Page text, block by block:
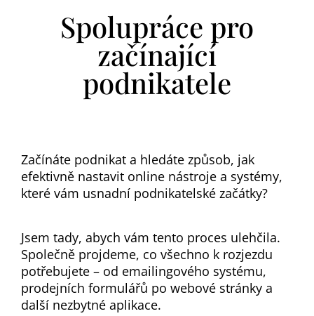
Spolupráce pro
začínající
podnikatele
Začínáte podnikat a hledáte způsob, jak
efektivně nastavit online nástroje a systémy,
které vám usnadní podnikatelské začátky?
Jsem tady, abych vám tento proces ulehčila.
Společně projdeme, co všechno k rozjezdu
potřebujete – od emailingového systému,
prodejních formulářů po webové stránky a
další nezbytné aplikace.